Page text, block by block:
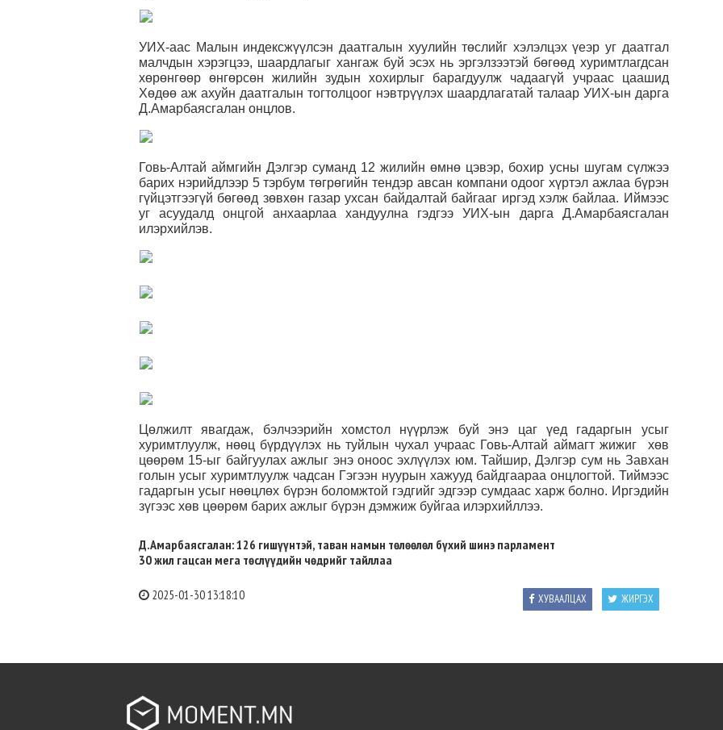
УИХ-аас Малын индексжүүлсэн даатгалын хуулийн төслийг хэлэлцэх үеэр уг даатгал
малчдын хэрэгцээ, шаардлагыг хангаж буй эсэх нь эргэлзээтэй бөгөөд хуримтлагдсан
хөрөнгөөр өнгөрсөн жилийн зудын хохирлыг барагдуулж чадаагүй учраас цаашид
Хөдөө аж ахуйн даатгалын тогтолцоог нэвтрүүлэх шаардлагатай талаар УИХ-ын дарга
Д.Амарбаясгалан онцлов.
Говь-Алтай аймгийн Дэлгэр суманд 12 жилийн өмнө цэвэр, бохир усны шугам сүлжээ
барих нэрийдлээр 5 тэрбум төгрөгийн тендэр авсан компани одоог хүртэл ажлаа бүрэн
гүйцэтгээгүй бөгөөд зөвхөн газар ухсан байдалтай байгааг иргэд хэлж байлаа. Иймээс
уг асуудалд онцгой анхаарлаа хандуулна гэдгээ УИХ-ын дарга Д.Амарбаясгалан
илэрхийлэв.
Цөлжилт явагдаж, бэлчээрийн хомстол нүүрлэж буй энэ цаг үед гадаргын усыг
хуримтлуулж, нөөц бүрдүүлэх нь туйлын чухал учраас Говь-Алтай аймагт жижиг хөв
цөөрөм 15-ыг байгуулах ажлыг энэ оноос эхлүүлэх юм. Тайшир, Дэлгэр сум нь Завхан
голын усыг хуримтлуулж чадсан Гэгээн нуурын хажууд байдгаараа онцлогтой. Тиймээс
гадаргын усыг нөөцлөх бүрэн боломжтой гэдгийг эдгээр сумдаас харж болно. Иргэдийн
зүгээс хөв цөөрөм барих ажлыг бүрэн дэмжиж буйгаа илэрхийллээ.
Д.Амарбаясгалан: 126 гишүүнтэй, таван намын төлөөлөл бүхий шинэ парламент
30 жил гацсан мега төслүүдийн чөдрийг тайллаа
2025-01-30 13:18:10 ЖИРГЭХ
ХУВААЛЦАХ